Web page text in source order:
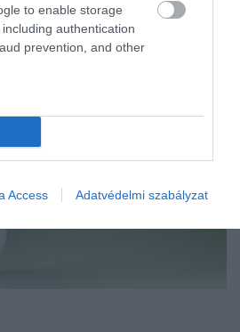
to enable storage
authentication
prevention, and other
Access Adatvédelmi szabályzat